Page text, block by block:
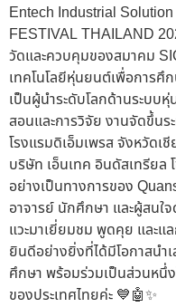
Entech Industrial
FESTIVAL THAILAND
วัดและควบคุมของสมาคม
เทคโนโลยีหุ่นยนต์เพื่อการศึ
เป็นผู้นำระดับโลกด้านระบบ
สอนและการวิจัย งานจัดขึ้น
โรงแรมดิเอ็มเพรส จังหวัดเ
บริษัท เอ็นเทค อินดัสเทรียล
อย่างเป็นทางการของ
อาจารย์ นักศึกษา และผู้สน
แวะมาเยี่ยมชม พูดคุย และแ
ยินดีอย่างยิ่งที่ได้มีโอกาสนำ
ศึกษา พร้อมร่วมเป็นส่วนห
ของประเทศไทยค่ะ 💙🤖✨